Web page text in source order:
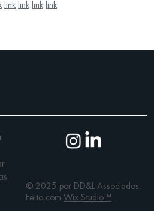
link link link link
© 2025 por DD&L Associados.
Feito com Wix Studio™